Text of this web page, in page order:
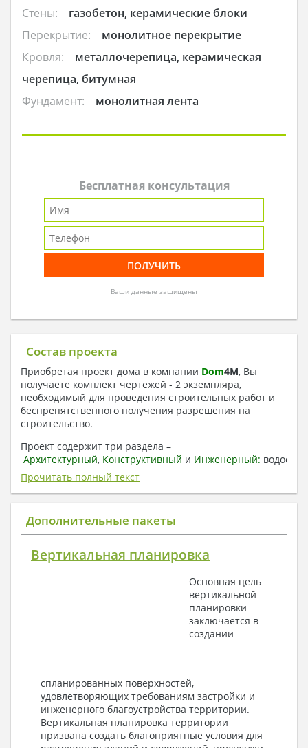
Стены:
газобетон, керамические блоки
Перекрытие:
монолитное перекрытие
Кровля:
металлочерепица, керамическая
черепица, битумная
Фундамент:
монолитная лента
Бесплатная консультация
Ваши данные защищены
Состав проекта
Приобретая проект дома в компании Dom4M, Вы
получаете комплект чертежей - 2 экземпляра,
необходимый для проведения строительных работ и
беспрепятственного получения разрешения на
строительство.
Проект содержит три раздела –
Архитектурный, Конструктивный и Инженерный:
отопление, вентиляция, канализация,
электроснабжение (приобретается за дополнительную
плату) + Пояснительная записка.
1. Архитектурный раздел:
План координационных осей
Поэтажные маркировочные планы с
Разрезы и состав конструкций
Фасады с ведомостью внешних отделок
Экспликация полов
Объемы основных строительных материалов
Архитектурные узлы в конструкциях
2. Конструктивный раздел:
Прочитать полный текст
Дополнительные пакеты
Вертикальная планировка
Основная цель
вертикальной
планировки
заключается в
создании
спланированных поверхностей,
удовлетворяющих требованиям застройки и
инженерного благоустройства территории.
Вертикальная планировка территории
призвана создать благоприятные условия для